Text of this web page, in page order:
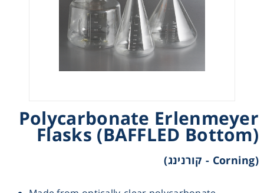
Polycarbonate Erlenmeyer
Flasks (BAFFLED Bottom)
(Corning - קורנינג)
Instrumentation
Pumps
Sample Preparation